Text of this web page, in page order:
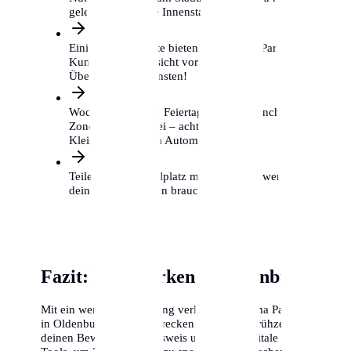
gelegentlich in die Innenstadt musst.
Einige Supermärkte bieten kostenloses Parken für
Kunden, aber Vorsicht vor privaten
Überwachungsdiensten!
Wochenenden und Feiertage sind in manchen
Zonen gebührenfrei – achte auf das
Kleingedruckte am Automaten.
Teile dir einen Stellplatz mit Nachbarn, wenn du
dein Auto nur selten brauchst.
Fazit: Klug parken in Oldenburg
Mit ein wenig Vorbereitung verliert das Thema Parken
in Oldenburg seinen Schrecken. Beantrage frühzeitig
deinen Bewohnerparkausweis und nutze digitale